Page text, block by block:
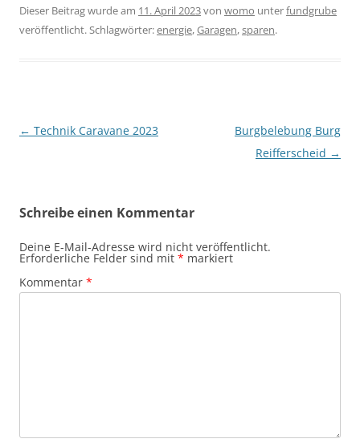
Dieser Beitrag wurde am 11. April 2023von womo unterfundgrube
veröffentlicht. Schlagwörter:energie,Garagen,sparen.
Beitragsnavigation
← Technik Caravane 2023
Burgbelebung Burg
Reifferscheid →
Schreibe einen Kommentar
Deine E-Mail-Adresse wird nicht veröffentlicht.
Erforderliche Felder sind mit * markiert
Kommentar *